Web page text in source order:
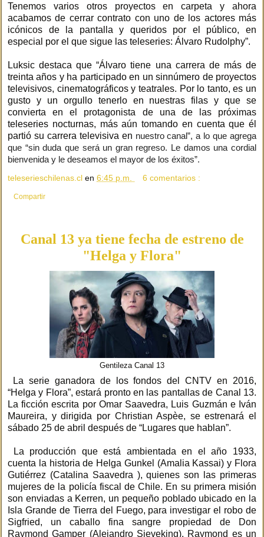
Tenemos varios otros proyectos en carpeta y ahora
acabamos de cerrar contrato con uno de los actores más
icónicos de la pantalla y queridos por el público, en
especial por el que sigue las teleseries: Álvaro Rudolphy”.
Luksic destaca que “Álvaro tiene una carrera de más de
treinta años y ha participado en un sinnúmero de proyectos
televisivos, cinematográficos y teatrales. Por lo tanto, es un
gusto y un orgullo tenerlo en nuestras filas y que se
convierta en el protagonista de una de las próximas
teleseries nocturnas, más aún tomando en cuenta que él
partió su carrera televisiva en nuestro canal”, a lo que agrega
que “sin duda que será un gran regreso. Le damos una cordial
bienvenida y le deseamos el mayor de los éxitos”.
teleserieschilenas.cl en 6:45 p.m. 6 comentarios :
Compartir
Canal 13 ya tiene fecha de estreno de
"Helga y Flora"
Gentileza Canal 13
La serie ganadora de los fondos del CNTV en 2016,
“Helga y Flora”, estará pronto en las pantallas de Canal 13.
La ficción escrita por Omar Saavedra, Luis Guzmán e Iván
Maureira, y dirigida por Christian Aspèe, se estrenará el
sábado 25 de abril después de “Lugares que hablan”.
La producción que está ambientada en el año 1933,
cuenta la historia de Helga Gunkel (Amalia Kassai) y Flora
Gutiérrez (Catalina Saavedra ), quienes son las primeras
mujeres de la policía fiscal de Chile. En su primera misión
son enviadas a Kerren, un pequeño poblado ubicado en la
Isla Grande de Tierra del Fuego, para investigar el robo de
Sigfried, un caballo fina sangre propiedad de Don
Raymond Gamper (Alejandro Sieveking). Raymond es un